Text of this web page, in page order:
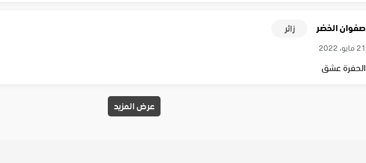
صفوان الخضر زائر
21 مايو، 2022
الحفرة عشق
عرض المزيد